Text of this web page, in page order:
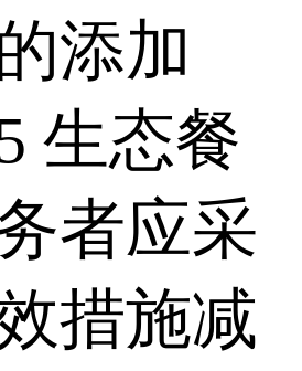
添加
生态餐
者应采
措施减